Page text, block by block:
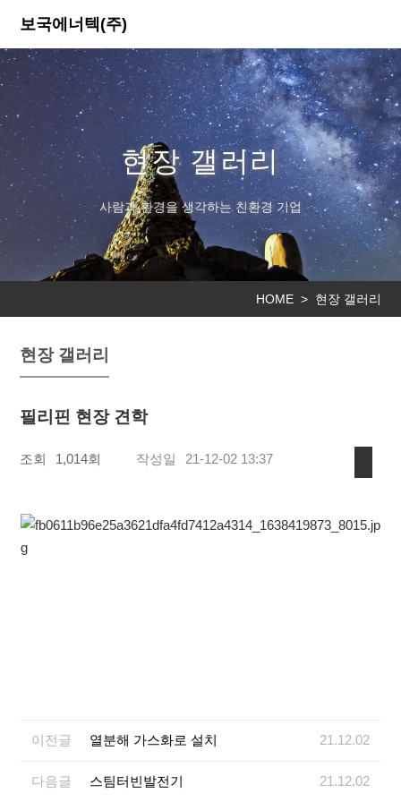
보국에너텍(주)
현장 갤러리
사람과 환경을 생각하는 친환경 기업
HOME > 현장 갤러리
현장 갤러리
필리핀 현장 견학
조회 1,014회 작성일 21-12-02 13:37
이전글 열분해 가스화로 설치 21.12.02
다음글 스팀터빈발전기 21.12.02